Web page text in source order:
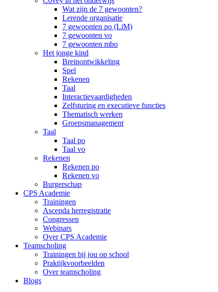
Wat zijn de 7 gewoonten?
Lerende organisatie
7 gewoonten po (LiM)
7 gewoonten vo
7 gewoonten mbo
Het jonge kind
Breinontwikkeling
Spel
Rekenen
Taal
Interactievaardigheden
Zelfsturing en executieve functies
Thematisch werken
Groepsmanagement
Taal
Taal po
Taal vo
Rekenen
Rekenen po
Rekenen vo
Burgerschap
CPS Academie
Trainingen
Ascenda herregistratie
Congressen
Webinars
Over CPS Academie
Teamscholing
Trainingen bij jou op school
Praktijkvoorbeelden
Over teamscholing
Blogs